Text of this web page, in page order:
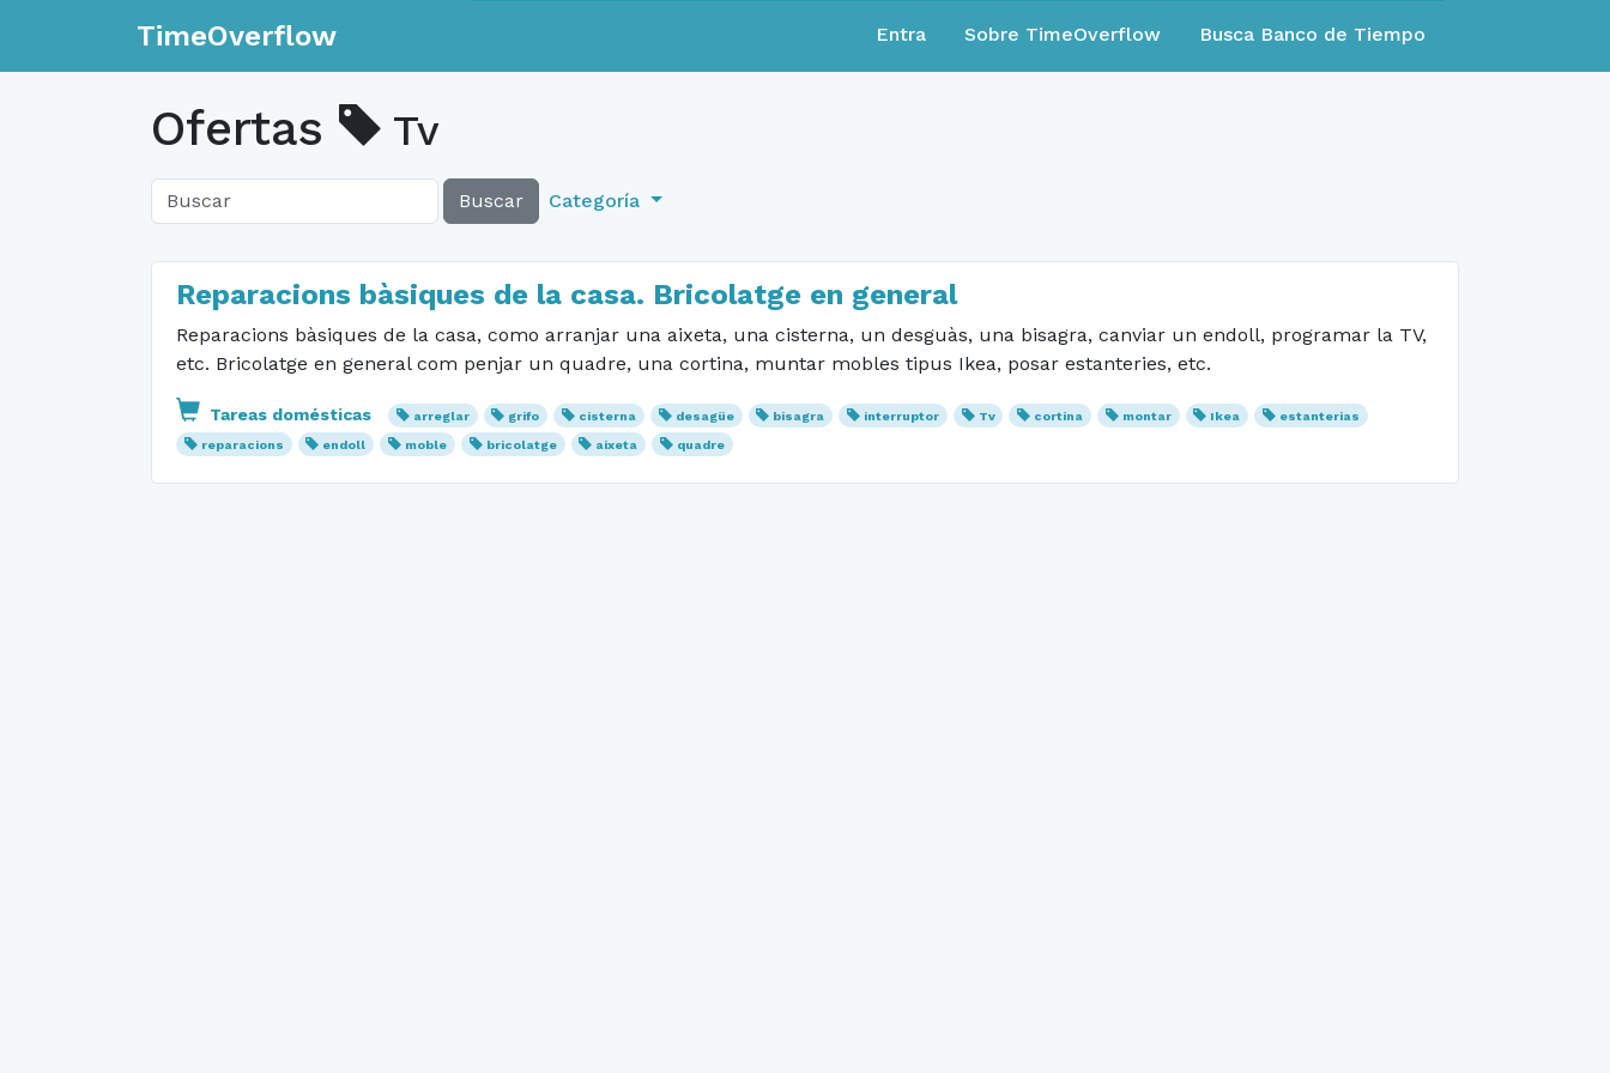
TimeOverflow Entra Sobre TimeOverflow Busca Banco de Tiempo
Ofertas Tv
Buscar Categoría
Reparacions bàsiques de la casa. Bricolatge en general
Reparacions bàsiques de la casa, como arranjar una aixeta, una cisterna, un desguàs, una bisagra, canviar un endoll, programar la TV,
etc. Bricolatge en general com penjar un quadre, una cortina, muntar mobles tipus Ikea, posar estanteries, etc.
Tareas domésticas arreglar grifo cisterna desagüe bisagra interruptor Tv cortina montar Ikea
estanterias
reparacions
endoll moble bricolatge aixeta quadre